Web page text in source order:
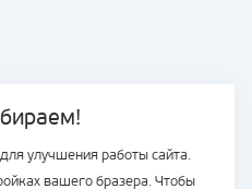
улучшения работы сайта.
вашего бразера. Чтобы